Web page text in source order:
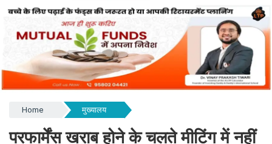
Home मुख्यालय
परफार्मेंस खराब होने के चलते मीटिंग में नहीं